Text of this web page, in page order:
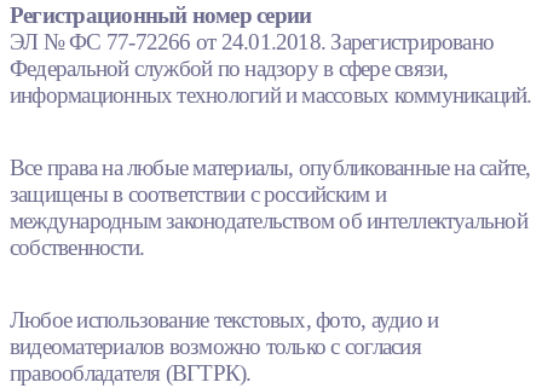
Регистрационный номер серии
ЭЛ № ФС 77-72266 от 24.01.2018. Зарегистрировано
Федеральной службой по надзору в сфере связи,
информационных технологий и массовых коммуникаций.
Все права на любые материалы, опубликованные на сайте,
защищены в соответствии с российским и
международным законодательством об интеллектуальной
собственности.
Любое использование текстовых, фото, аудио и
видеоматериалов возможно только с согласия
правообладателя (ВГТРК).